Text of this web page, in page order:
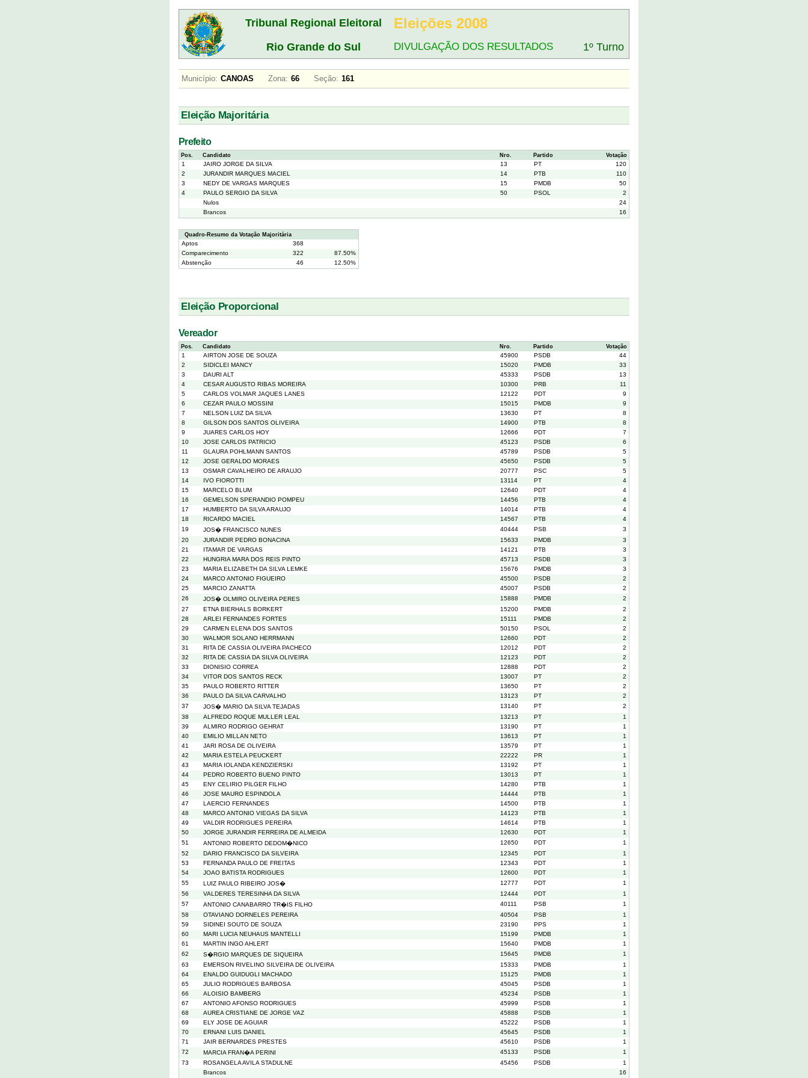
Tribunal Regional Eleitoral Eleições 2008
Rio Grande do Sul DIVULGAÇÃO DOS RESULTADOS 1º Turno
Município: CANOAS Zona: 66 Seção: 161
Eleição Majoritária
Prefeito
Pos. Candidato Nro. Partido Votação
1 JAIRO JORGE DA SILVA 13 PT
120
2
JURANDIR MARQUES MACIEL 14 PTB
110
3
NEDY DE VARGAS MARQUES 15 PMDB
50
4
PAULO SERGIO DA SILVA 50 PSOL
2
Nulos
24
Brancos
16
Quadro-Resumo da Votação Majoritária
Aptos
368
Comparecimento
322
87.50%
Abstenção
46 12.50%
Eleição Proporcional
Vereador
Pos. Candidato Nro. Partido Votação
1 AIRTON JOSE DE SOUZA 45900 PSDB
44
2
SIDICLEI MANCY 15020 PMDB
33
3
DAURI ALT 45333 PSDB
13
4
CESAR AUGUSTO RIBAS MOREIRA 10300 PRB
11
5
CARLOS VOLMAR JAQUES LANES 12122 PDT
9
6
CEZAR PAULO MOSSINI 15015 PMDB
9
7
NELSON LUIZ DA SILVA 13630 PT
8
8
GILSON DOS SANTOS OLIVEIRA 14900 PTB
8
9
JUARES CARLOS HOY 12666 PDT
7
10
JOSE CARLOS PATRICIO 45123 PSDB
6
11
GLAURA POHLMANN SANTOS 45789 PSDB
5
12
JOSE GERALDO MORAES 45650 PSDB
5
13
OSMAR CAVALHEIRO DE ARAUJO 20777 PSC
5
14
IVO FIOROTTI 13114 PT
4
15
MARCELO BLUM 12640 PDT
4
16
GEMELSON SPERANDIO POMPEU 14456 PTB
4
17
HUMBERTO DA SILVA ARAUJO 14014 PTB
4
18
RICARDO MACIEL 14567 PTB
4
19
JOS� FRANCISCO NUNES 40444 PSB
3
20
JURANDIR PEDRO BONACINA 15633 PMDB
3
21
ITAMAR DE VARGAS 14121 PTB
3
22
HUNGRIA MARA DOS REIS PINTO 45713 PSDB
3
23
MARIA ELIZABETH DA SILVA LEMKE 15676 PMDB
3
24
MARCO ANTONIO FIGUEIRO 45500 PSDB
2
25
MARCIO ZANATTA 45007 PSDB
2
26
JOS� OLMIRO OLIVEIRA PERES 15888 PMDB
2
27
ETNA BIERHALS BORKERT 15200 PMDB
2
28
ARLEI FERNANDES FORTES 15111 PMDB
2
29
CARMEN ELENA DOS SANTOS 50150 PSOL
2
30
WALMOR SOLANO HERRMANN 12660 PDT
2
31
RITA DE CASSIA OLIVEIRA PACHECO 12012 PDT
2
32
RITA DE CASSIA DA SILVA OLIVEIRA 12123 PDT
2
33
DIONISIO CORREA 12888 PDT
2
34
VITOR DOS SANTOS RECK 13007 PT
2
35
PAULO ROBERTO RITTER 13650 PT
2
36
PAULO DA SILVA CARVALHO 13123 PT
2
37
JOS� MARIO DA SILVA TEJADAS 13140 PT
2
38
ALFREDO ROQUE MULLER LEAL 13213 PT
1
39
ALMIRO RODRIGO GEHRAT 13190 PT
1
40
EMILIO MILLAN NETO 13613 PT
1
41
JARI ROSA DE OLIVEIRA 13579 PT
1
42
MARIA ESTELA PEUCKERT 22222 PR
1
43
MARIA IOLANDA KENDZIERSKI 13192 PT
1
44
PEDRO ROBERTO BUENO PINTO 13013 PT
1
45
ENY CELIRIO PILGER FILHO 14280 PTB
1
46
JOSE MAURO ESPINDOLA 14444 PTB
1
47
LAERCIO FERNANDES 14500 PTB
1
48
MARCO ANTONIO VIEGAS DA SILVA 14123 PTB
1
49
VALDIR RODRIGUES PEREIRA 14614 PTB
1
50
JORGE JURANDIR FERREIRA DE ALMEIDA 12630 PDT
1
51
ANTONIO ROBERTO DEDOM�NICO 12650 PDT
1
52
DARIO FRANCISCO DA SILVEIRA 12345 PDT
1
53
FERNANDA PAULO DE FREITAS 12343 PDT
1
54
JOAO BATISTA RODRIGUES 12600 PDT
1
55
LUIZ PAULO RIBEIRO JOS� 12777 PDT
1
56
VALDERES TERESINHA DA SILVA 12444 PDT
1
57
ANTONIO CANABARRO TR�IS FILHO 40111 PSB
1
58
OTAVIANO DORNELES PEREIRA 40504 PSB
1
59
SIDINEI SOUTO DE SOUZA 23190 PPS
1
60
MARI LUCIA NEUHAUS MANTELLI 15199 PMDB
1
61
MARTIN INGO AHLERT 15640 PMDB
1
62
S�RGIO MARQUES DE SIQUEIRA 15645 PMDB
1
63
EMERSON RIVELINO SILVEIRA DE OLIVEIRA 15333 PMDB
1
64
ENALDO GUIDUGLI MACHADO 15125 PMDB
1
65
JULIO RODRIGUES BARBOSA 45045 PSDB
1
66
ALOISIO BAMBERG 45234 PSDB
1
67
ANTONIO AFONSO RODRIGUES 45999 PSDB
1
68
AUREA CRISTIANE DE JORGE VAZ 45888 PSDB
1
69
ELY JOSE DE AGUIAR 45222 PSDB
1
70
ERNANI LUIS DANIEL 45645 PSDB
1
71
JAIR BERNARDES PRESTES 45610 PSDB
1
72
MARCIA FRAN�A PERINI 45133 PSDB
1
73
ROSANGELA AVILA STADULNE 45456 PSDB
1
Brancos
16